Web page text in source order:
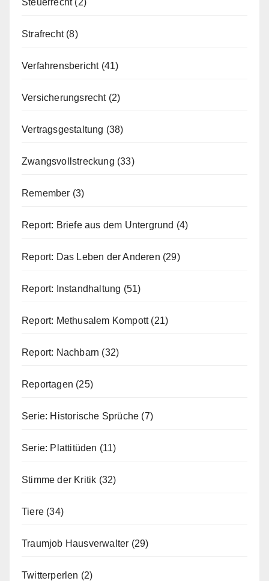
Strafrecht(8)
Verfahrensbericht(41)
Versicherungsrecht(2)
Vertragsgestaltung (38)
Zwangsvollstreckung (33)
Remember (3)
Report: Briefe aus dem Untergrund (4)
Report: Das Leben der Anderen (29)
Report: Instandhaltung (51)
Report: Methusalem Kompott(21)
Report: Nachbarn (32)
Reportagen (25)
Serie: Historische Sprüche (7)
Serie: Plattitüden (11)
Stimme der Kritik (32)
Tiere (34)
Traumjob Hausverwalter (29)
Twitterperlen (2)